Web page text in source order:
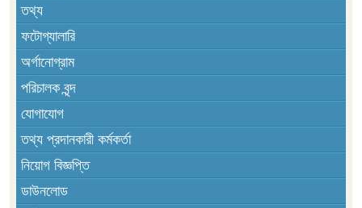
তথ্য
ফটোগ্যালারি
অর্গানোগ্রাম
পরিচালক বৃন্দ
যোগাযোগ
তথ্য প্রদানকারী কর্মকর্তা
নিয়োগ বিজ্ঞপ্তি
ডাউনলোড